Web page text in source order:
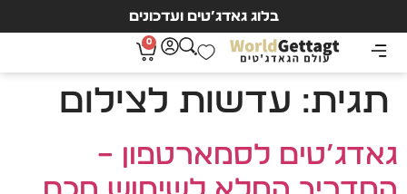
בלוג גאדג’טים ועדכונים
0
תגית: עדשות לצילום
גאדג’טים לסמארטפון –